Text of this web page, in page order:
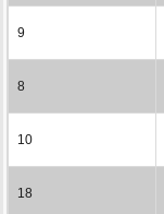
9
8
10
18